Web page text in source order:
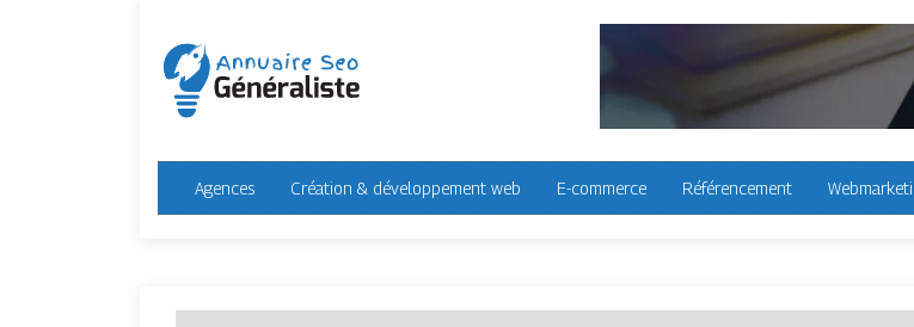
Agences Création & développement web E-commerce Référencement